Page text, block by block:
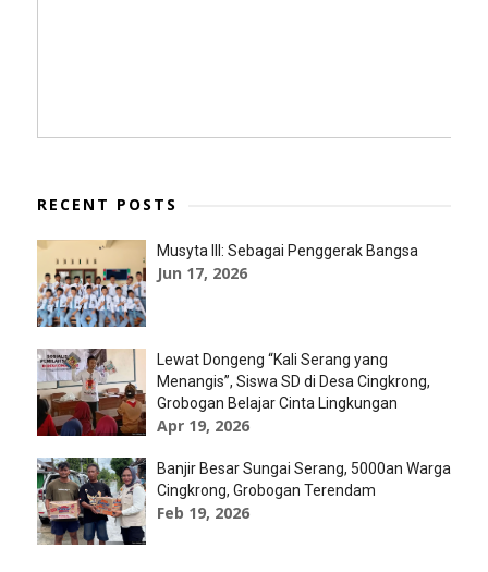
RECENT POSTS
Musyta III: Sebagai Penggerak Bangsa
Jun 17, 2026
Lewat Dongeng “Kali Serang yang
Menangis”, Siswa SD di Desa Cingkrong,
Grobogan Belajar Cinta Lingkungan
Apr 19, 2026
Banjir Besar Sungai Serang, 5000an Warga
Cingkrong, Grobogan Terendam
Feb 19, 2026